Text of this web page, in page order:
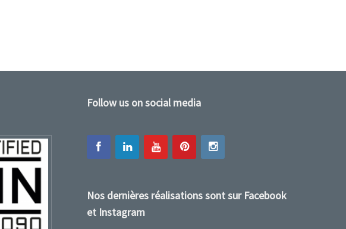
Follow us on social media
Nos dernières réalisations sont sur Facebook
et Instagram